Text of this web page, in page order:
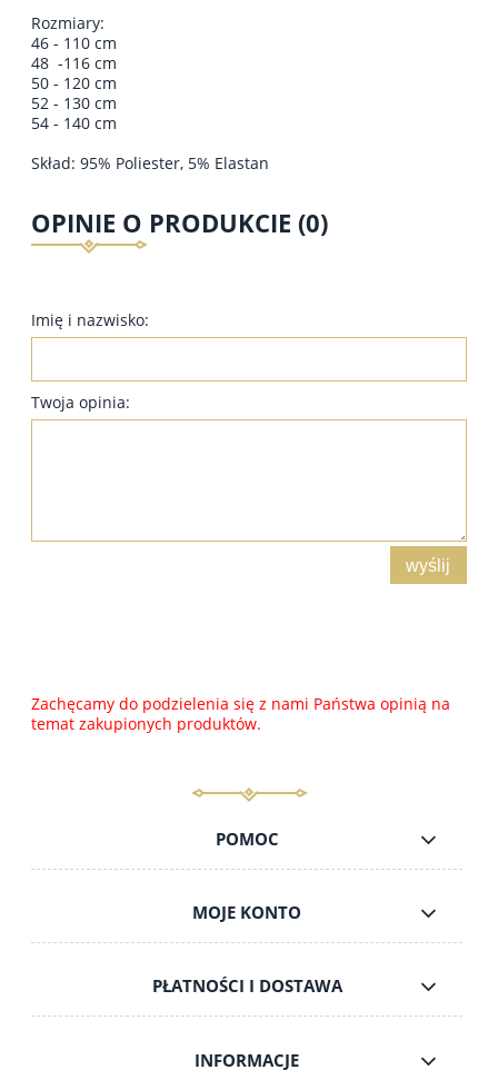
Rozmiary:
46 - 110 cm
48 -116 cm
50 - 120 cm
52 - 130 cm
54 - 140 cm
Skład: 95% Poliester, 5% Elastan
OPINIE O PRODUKCIE (0)
Imię i nazwisko:
Twoja opinia:
wyślij
Zachęcamy do podzielenia się z nami Państwa opinią na
temat zakupionych produktów.
POMOC
MOJE KONTO
PŁATNOŚCI I DOSTAWA
INFORMACJE